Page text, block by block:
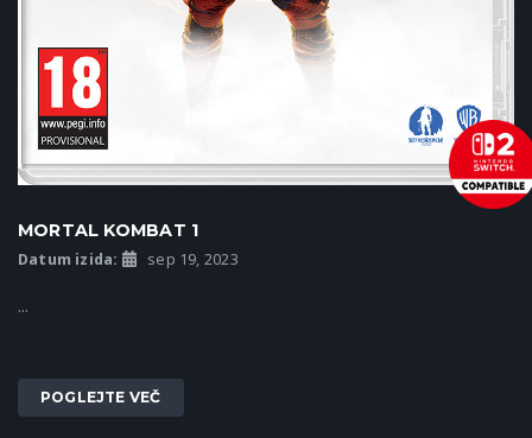
MORTAL KOMBAT 1
Datum izida: sep 19, 2023
...
POGLEJTE VEČ